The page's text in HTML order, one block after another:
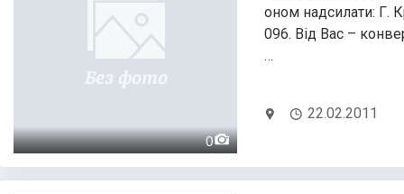
0
оном надсилати: Г.
096. Від Вас –
…
22.02.2011